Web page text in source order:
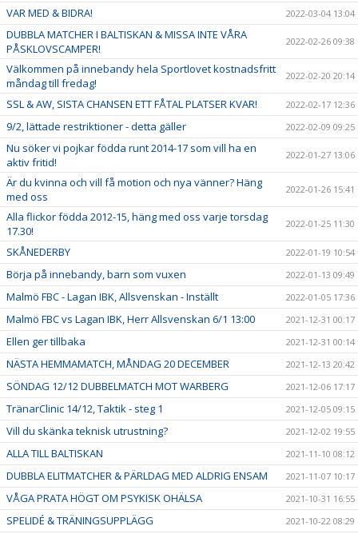
VAR MED & BIDRA! 2022-03-04 13:04
DUBBLA MATCHER I BALTISKAN & MISSA INTE VÅRA
PÅSKLOVSCAMPER!
2022-02-26 09:38
Välkommen på innebandy hela Sportlovet kostnadsfritt
måndag till fredag!
2022-02-20 20:14
SSL & AW, SISTA CHANSEN ETT FÅTAL PLATSER KVAR! 2022-02-17 12:36
9/2, lättade restriktioner - detta gäller 2022-02-09 09:25
Nu söker vi pojkar födda runt 2014-17 som vill ha en
aktiv fritid!
2022-01-27 13:06
Är du kvinna och vill få motion och nya vänner? Häng
med oss
2022-01-26 15:41
Alla flickor födda 2012-15, häng med oss varje torsdag
17.30!
2022-01-25 11:30
SKÅNEDERBY 2022-01-19 10:54
Börja på innebandy, barn som vuxen 2022-01-13 09:49
Malmö FBC - Lagan IBK, Allsvenskan - Inställt 2022-01-05 17:36
Malmö FBC vs Lagan IBK, Herr Allsvenskan 6/1 13:00 2021-12-31 00:17
Ellen ger tillbaka 2021-12-31 00:14
NÄSTA HEMMAMATCH, MÅNDAG 20 DECEMBER 2021-12-13 20:42
SÖNDAG 12/12 DUBBELMATCH MOT WARBERG 2021-12-06 17:17
TränarClinic 14/12, Taktik - steg 1 2021-12-05 09:15
Vill du skänka teknisk utrustning? 2021-12-02 19:55
ALLA TILL BALTISKAN 2021-11-10 08:12
DUBBLA ELITMATCHER & PÄRLDAG MED ALDRIG ENSAM 2021-11-07 10:17
VÅGA PRATA HÖGT OM PSYKISK OHÄLSA 2021-10-31 16:55
SPELIDÉ & TRÄNINGSUPPLÄGG 2021-10-22 08:29